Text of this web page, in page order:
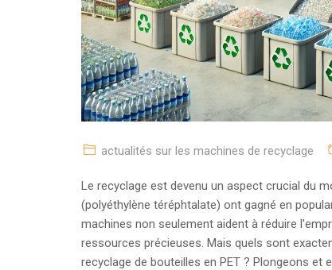
actualités sur les machines de recyclage
Le recyclage est devenu un aspect crucial du
(polyéthylène téréphtalate) ont gagné en
machines non seulement aident à réduire
ressources précieuses. Mais quels sont
recyclage de bouteilles en PET ? Plongeons et